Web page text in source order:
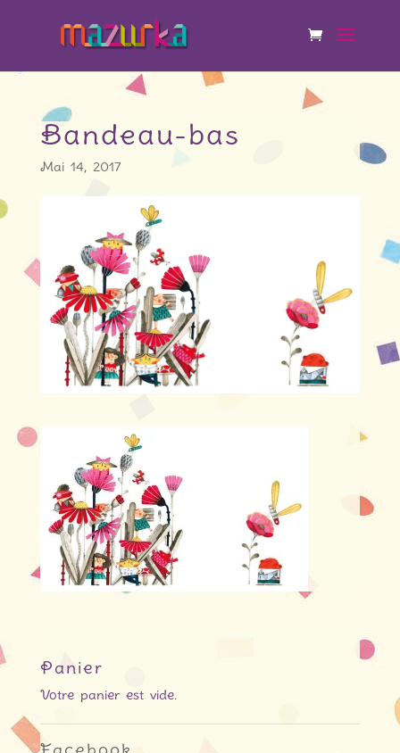
Bandeau-bas
Mai 14, 2017
Panier
Votre panier est vide.